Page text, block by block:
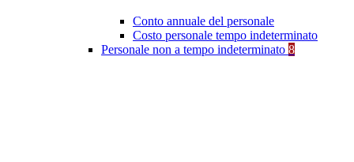
Conto annuale del personale
Costo personale tempo indeterminato
Personale non a tempo indeterminato 8